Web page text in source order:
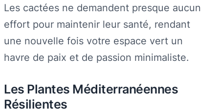
Les cactées ne demandent presque aucun
effort pour maintenir leur santé, rendant
une nouvelle fois votre espace vert un
havre de paix et de passion minimaliste.
Les Plantes Méditerranéennes
Résilientes